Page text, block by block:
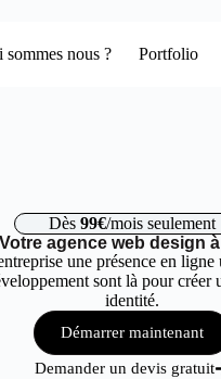
sommes nous ? Portfolio
Dès 99€/mois seulement
Votre agence web design
une présence en ligne
sont là pour créer
identité.
Démarrer maintenant
Demander un devis gratuit